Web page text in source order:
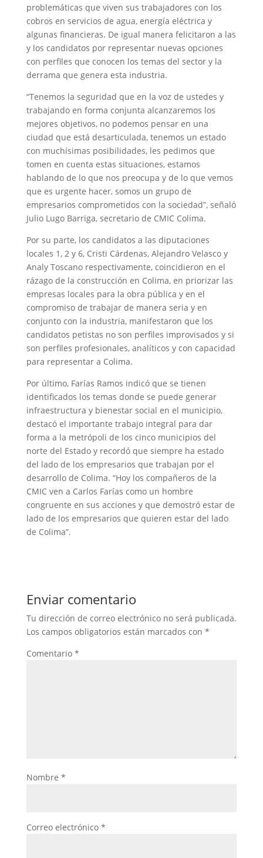
problemáticas que viven sus trabajadores con los
cobros en servicios de agua, energía eléctrica y
algunas financieras. De igual manera felicitaron a las
y los candidatos por representar nuevas opciones
con perfiles que conocen los temas del sector y la
derrama que genera esta industria.
“Tenemos la seguridad que en la voz de ustedes y
trabajando en forma conjunta alcanzaremos los
mejores objetivos, no podemos pensar en una
ciudad que está desarticulada, tenemos un estado
con muchísimas posibilidades, les pedimos que
tomen en cuenta estas situaciones, estamos
hablando de lo que nos preocupa y de lo que vemos
que es urgente hacer, somos un grupo de
empresarios comprometidos con la sociedad”, señaló
Julio Lugo Barriga, secretario de CMIC Colima.
Por su parte, los candidatos a las diputaciones
locales 1, 2 y 6, Cristi Cárdenas, Alejandro Velasco y
Analy Toscano respectivamente, coincidieron en el
rázago de la construcción en Colima, en priorizar las
empresas locales para la obra pública y en el
compromiso de trabajar de manera seria y en
conjunto con la industria, manifestaron que los
candidatos petistas no son perfiles improvisados y si
son perfiles profesionales, analíticos y con capacidad
para representar a Colima.
Por último, Farías Ramos indicó que se tienen
identificados los temas donde se puede generar
infraestructura y bienestar social en el municipio,
destacó el importante trabajo integral para dar
forma a la metrópoli de los cinco municipios del
norte del Estado y recordó que siempre ha estado
del lado de los empresarios que trabajan por el
desarrollo de Colima. “Hoy los compañeros de la
CMIC ven a Carlos Farías como un hombre
congruente en sus acciones y que demostró estar de
lado de los empresarios que quieren estar del lado
de Colima”.
Enviar comentario
Tu dirección de correo electrónico no será publicada.
Los campos obligatorios están marcados con *
Comentario *
Nombre *
Correo electrónico *